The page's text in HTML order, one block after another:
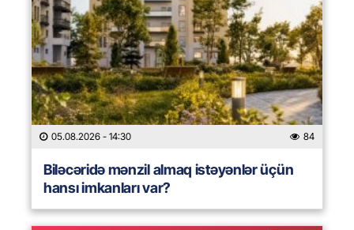
05.08.2026 - 14:30 84
Biləcəridə mənzil almaq istəyənlər üçün
hansı imkanları var?